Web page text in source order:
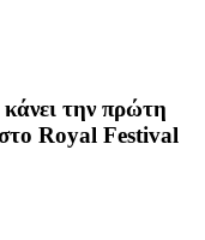
την πρώτη
Royal Festival